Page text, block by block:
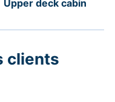
Upper deck cabin
clients